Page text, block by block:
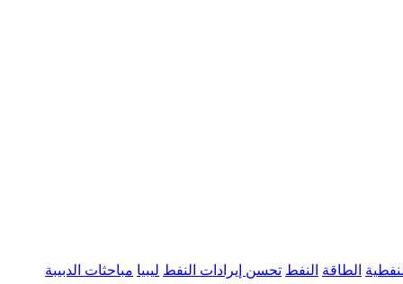
الطاقة النفط تحسن إيرادات النفط ليبيا مباحثات الدبيبة